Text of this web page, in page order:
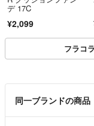
デ 17C
¥2,099
フラコ
同一ブランドの商品